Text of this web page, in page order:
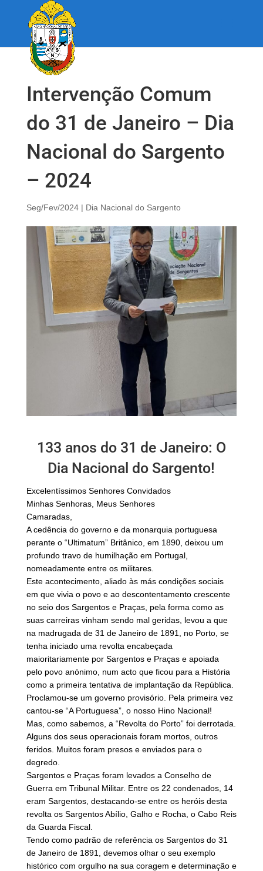
Intervenção Comum
do 31 de Janeiro – Dia
Nacional do Sargento
– 2024
Seg/Fev/2024| Dia Nacional do Sargento
133 anos do 31 de Janeiro: O
Dia Nacional do Sargento!
Excelentíssimos Senhores Convidados
Minhas Senhoras, Meus Senhores
Camaradas,
A cedência do governo e da monarquia portuguesa
perante o “Ultimatum” Britânico, em 1890, deixou um
profundo travo de humilhação em Portugal,
nomeadamente entre os militares.
Este acontecimento, aliado às más condições sociais
em que vivia o povo e ao descontentamento crescente
no seio dos Sargentos e Praças, pela forma como as
suas carreiras vinham sendo mal geridas, levou a que
na madrugada de 31 de Janeiro de 1891, no Porto, se
tenha iniciado uma revolta encabeçada
maioritariamente por Sargentos e Praças e apoiada
pelo povo anónimo, num acto que ficou para a História
como a primeira tentativa de implantação da República.
Proclamou-se um governo provisório. Pela primeira vez
cantou-se “A Portuguesa”, o nosso Hino Nacional!
Mas, como sabemos, a “Revolta do Porto” foi derrotada.
Alguns dos seus operacionais foram mortos, outros
feridos. Muitos foram presos e enviados para o
degredo.
Sargentos e Praças foram levados a Conselho de
Guerra em Tribunal Militar. Entre os 22 condenados, 14
eram Sargentos, destacando-se entre os heróis desta
revolta os Sargentos Abílio, Galho e Rocha, o Cabo Reis
da Guarda Fiscal.
Tendo como padrão de referência os Sargentos do 31
de Janeiro de 1891, devemos olhar o seu exemplo
histórico com orgulho na sua coragem e determinação e